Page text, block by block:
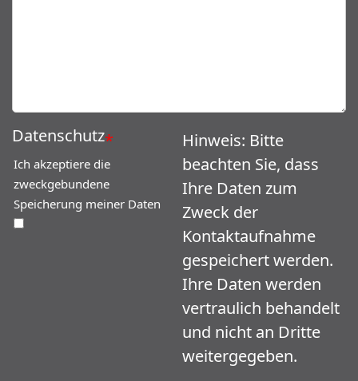
Datenschutz*
Ich akzeptiere die
zweckgebundene
Speicherung meiner Daten
Hinweis: Bitte
beachten Sie, dass
Ihre Daten zum
Zweck der
Kontaktaufnahme
gespeichert werden.
Ihre Daten werden
vertraulich behandelt
und nicht an Dritte
weitergegeben.